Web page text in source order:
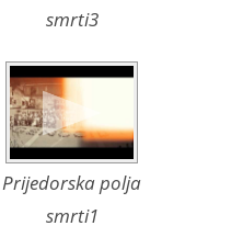
smrti3
Prijedorska polja
smrti1